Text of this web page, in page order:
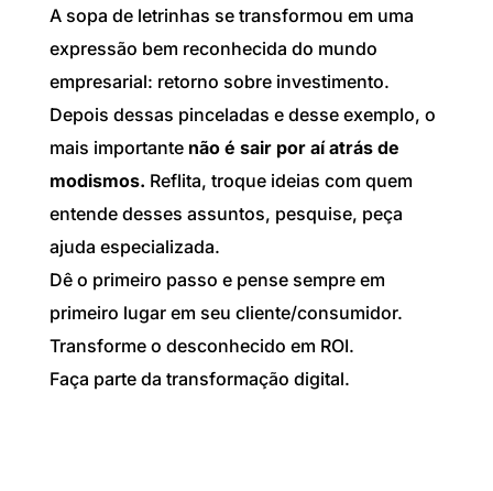
A sopa de letrinhas se transformou em uma
expressão bem reconhecida do mundo
empresarial: retorno sobre investimento.
Depois dessas pinceladas e desse exemplo, o
mais importante não é sair por aí atrás de
modismos. Reflita, troque ideias com quem
entende desses assuntos, pesquise, peça
ajuda especializada.
Dê o primeiro passo e pense sempre em
primeiro lugar em seu cliente/consumidor.
Transforme o desconhecido em ROI.
Faça parte da transformação digital.